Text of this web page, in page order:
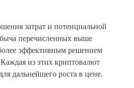
затрат и потенциальной
перечисленных выше
эффективным решением
Каждая из этих криптовалют
дальнейшего роста в цене.